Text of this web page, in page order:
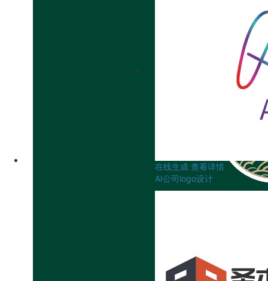
在线生成 查看详情
AI公司logo设计